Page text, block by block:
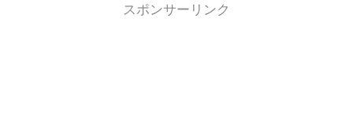
スポンサーリンク